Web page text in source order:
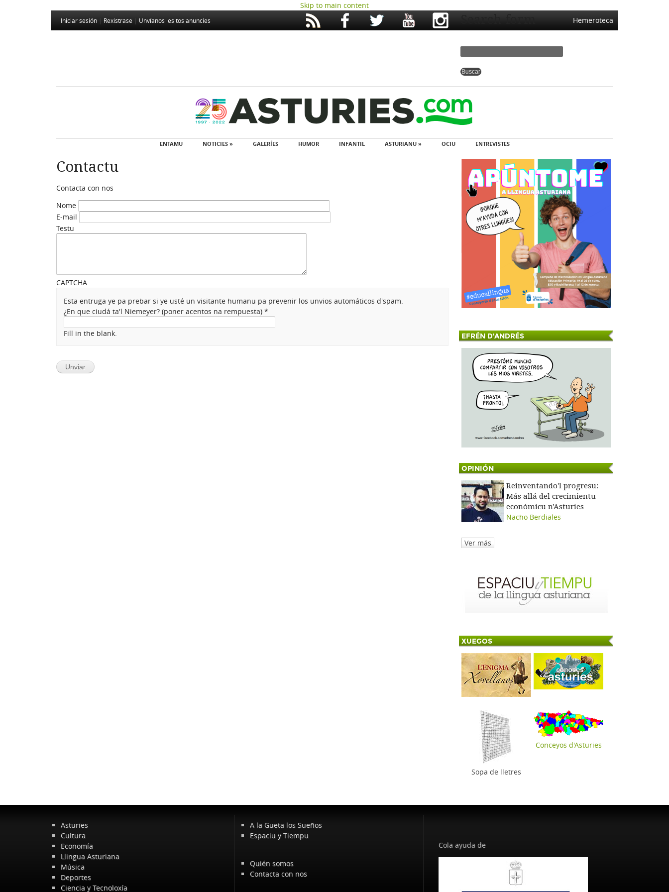
Skip to main content
Iniciar sesión Rexistrase Unvíanos les tos anuncies Hemeroteca
Search form
ENTAMU NOTICIES » GALERÍES HUMOR INFANTIL ASTURIANU » OCIU ENTREVISTES
Contactu
Contacta con nos
Nome
E-mail
Testu
CAPTCHA
Esta entruga ye pa prebar si ye usté un visitante humanu pa prevenir los unvios automáticos d'spam.
¿En que ciudá ta'l Niemeyer? (poner acentos na rempuesta)*
Fill in the blank. EFRÉN D'ANDRÉS
OPINIÓN
Reinventando'l progresu:
Más allá del crecimientu
económicu n'Asturies
Nacho Berdiales
Ver más
XUEGOS
Sopa de lletres
Conceyos d'Asturies
Asturies
Cultura
Economía
Llingua Asturiana
Música
Deportes
Ciencia y Tecnoloxía
A la Gueta los Sueños
Espaciu y Tiempu
Quién somos
Contacta con nos
Cola ayuda de